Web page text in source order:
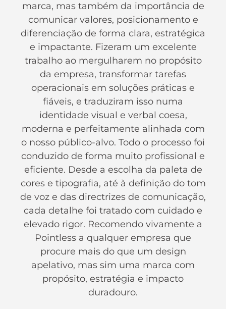
marca, mas também da importância de
comunicar valores, posicionamento e
diferenciação de forma clara, estratégica
e impactante. Fizeram um excelente
trabalho ao mergulharem no propósito
da empresa, transformar tarefas
operacionais em soluções práticas e
fiáveis, e traduziram isso numa
identidade visual e verbal coesa,
moderna e perfeitamente alinhada com
o nosso público-alvo. Todo o processo foi
conduzido de forma muito profissional e
eficiente. Desde a escolha da paleta de
cores e tipografia, até à definição do tom
de voz e das directrizes de comunicação,
cada detalhe foi tratado com cuidado e
elevado rigor. Recomendo vivamente a
Pointless a qualquer empresa que
procure mais do que um design
apelativo, mas sim uma marca com
propósito, estratégia e impacto
duradouro.